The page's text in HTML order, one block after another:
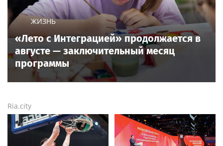
ЖИЗНЬ
«Лето с Интеграцией» продолжается в
августе — заключительный месяц
программы
Ria.city